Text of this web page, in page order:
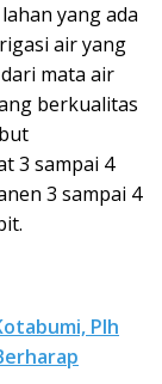
yang ada
air yang
mata air
berkualitas
3 sampai 4
3 sampai 4
Plh